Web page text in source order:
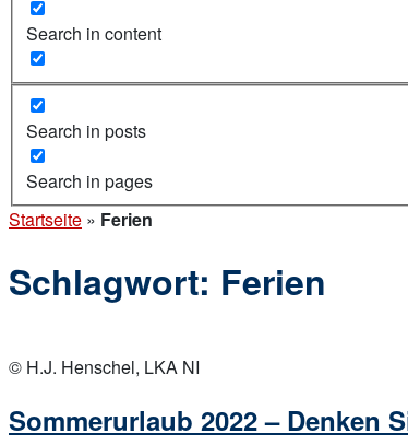
Search in content
Search in posts
Search in pages
Startseite » Ferien
Schlagwort: Ferien
post
© H.J. Henschel, LKA NI
Sommerurlaub 2022 – Denken